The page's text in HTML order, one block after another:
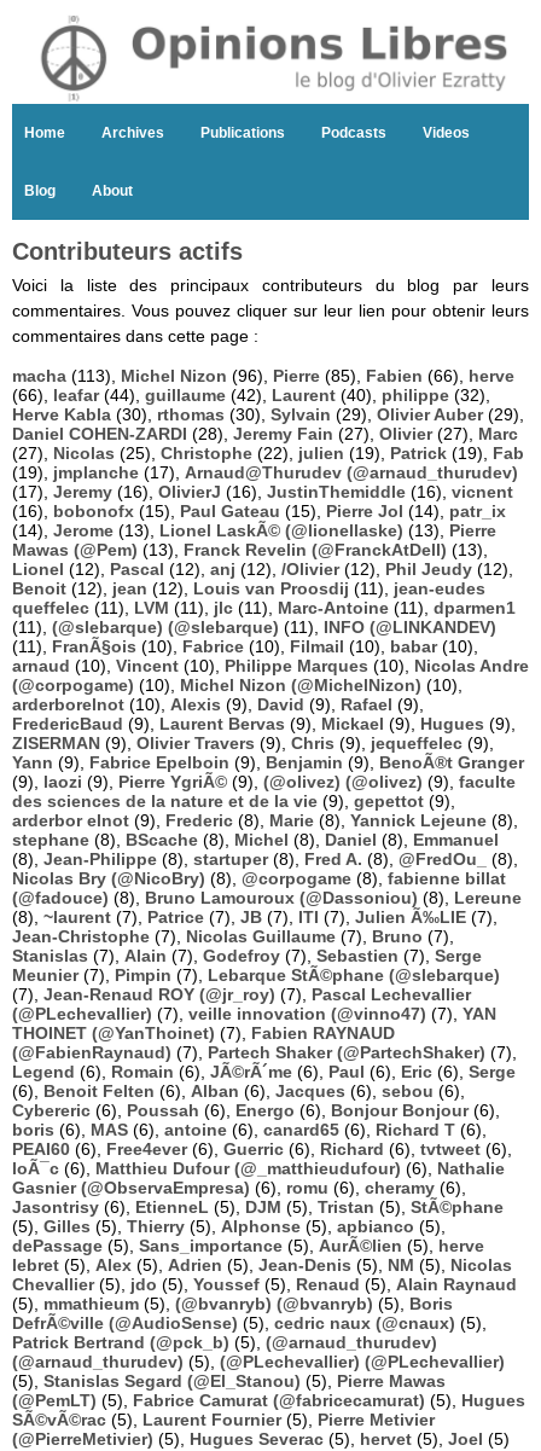
Home Archives Publications Podcasts Videos
Blog About
Contributeurs actifs
Voici la liste des principaux contributeurs du blog par leurs
commentaires. Vous pouvez cliquer sur leur lien pour obtenir leurs
commentaires dans cette page :
macha (113), Michel Nizon (96), Pierre (85), Fabien (66), herve
(66), leafar(44), guillaume (42), Laurent (40), philippe (32),
Herve Kabla (30), rthomas (30), Sylvain (29), Olivier Auber(29),
Daniel COHEN-ZARDI (28), Jeremy Fain (27), Olivier(27), Marc
(27), Nicolas (25), Christophe (22), julien (19), Patrick (19), Fab
(19), jmplanche (17), Arnaud@Thurudev (@arnaud_thurudev)
(17), Jeremy (16), OlivierJ (16), JustinThemiddle (16), vicnent
(16), bobonofx (15), Paul Gateau (15), Pierre Jol (14), patr_ix
(14), Jerome (13), Lionel LaskÃ© (@lionellaske) (13), Pierre
Mawas (@Pem) (13), Franck Revelin (@FranckAtDell) (13),
Lionel (12), Pascal (12), anj (12), /Olivier(12), Phil Jeudy (12),
Benoit (12), jean (12), Louis van Proosdij (11), jean-eudes
queffelec (11), LVM (11), jlc (11), Marc-Antoine (11), dparmen1
(11), (@slebarque) (@slebarque) (11), INFO (@LINKANDEV)
(11), FranÃ§ois (10), Fabrice (10), Filmail (10), babar(10),
arnaud (10), Vincent (10), Philippe Marques (10), Nicolas Andre
(@corpogame) (10), Michel Nizon (@MichelNizon) (10),
arderborelnot (10), Alexis (9), David (9), Rafael (9),
FredericBaud (9), Laurent Bervas (9), Mickael (9), Hugues (9),
ZISERMAN (9), Olivier Travers (9), Chris (9), jequeffelec (9),
Yann (9), Fabrice Epelboin (9), Benjamin (9), BenoÃ®t Granger
(9), laozi (9), Pierre YgriÃ© (9), (@olivez) (@olivez) (9), faculte
des sciences de la nature et de la vie (9), gepettot (9),
arderbor elnot (9), Frederic (8), Marie (8), Yannick Lejeune (8),
stephane (8), BScache (8), Michel (8), Daniel (8), Emmanuel
(8), Jean-Philippe (8), startuper(8), Fred A. (8), @FredOu_
(8),
Nicolas Bry (@NicoBry) (8), @corpogame (8), fabienne billat
(@fadouce) (8), Bruno Lamouroux (@Dassoniou) (8), Lereune
(8), ~laurent (7), Patrice (7), JB (7), ITI (7), Julien Ã‰LIE (7),
Jean-Christophe (7), Nicolas Guillaume (7), Bruno (7),
Stanislas (7), Alain (7), Godefroy (7), Sebastien (7), Serge
Meunier(7), Pimpin (7), Lebarque StÃ©phane (@slebarque)
(7), Jean-Renaud ROY (@jr_roy) (7), Pascal Lechevallier
(@PLechevallier) (7), veille innovation (@vinno47) (7), YAN
THOINET (@YanThoinet) (7), Fabien RAYNAUD
(@FabienRaynaud) (7), Partech Shaker (@PartechShaker) (7),
Legend (6), Romain (6), JÃ©rÃ´me (6), Paul (6), Eric (6), Serge
(6), Benoit Felten (6), Alban (6), Jacques (6), sebou (6),
Cybereric (6), Poussah (6), Energo (6), Bonjour Bonjour(6),
boris (6), MAS (6), antoine (6), canard65 (6), Richard T (6),
PEAI60 (6), Free4ever(6), Guerric (6), Richard (6), tvtweet (6),
loÃ¯c (6), Matthieu Dufour (@_matthieudufour) (6), Nathalie
Gasnier (@ObservaEmpresa) (6), romu (6), cheramy (6),
Jasontrisy (6), EtienneL (5), DJM (5), Tristan (5), StÃ©phane
(5), Gilles (5), Thierry (5), Alphonse (5), apbianco (5),
dePassage (5), Sans_importance (5), AurÃ©lien (5), herve
lebret (5), Alex (5), Adrien (5), Jean-Denis (5), NM (5), Nicolas
Chevallier(5), jdo (5), Youssef (5), Renaud (5), Alain Raynaud
(5), mmathieum (5), (@bvanryb) (@bvanryb) (5), Boris
DefrÃ©ville (@AudioSense) (5), cedric naux (@cnaux) (5),
Patrick Bertrand (@pck_b) (5), (@arnaud_thurudev)
(@arnaud_thurudev) (5), (@PLechevallier) (@PLechevallier)
(5), Stanislas Segard (@El_Stanou) (5), Pierre Mawas
(@PemLT) (5), Fabrice Camurat (@fabricecamurat) (5), Hugues
SÃ©vÃ©rac (5), Laurent Fournier(5), Pierre Metivier
(@PierreMetivier) (5), Hugues Severac (5), hervet (5), Joel (5)